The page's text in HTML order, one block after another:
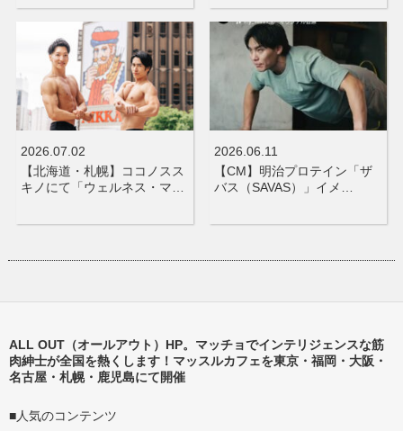
2026.07.02
【北海道・札幌】ココノスス
キノにて「ウェルネス・マ…
2026.06.11
【CM】明治プロテイン「ザ
バス（SAVAS）」イメ…
ALL OUT（オールアウト）HP。マッチョでインテリジェンスな筋
肉紳士が全国を熱くします！マッスルカフェを東京・福岡・大阪・
名古屋・札幌・鹿児島にて開催
■人気のコンテンツ